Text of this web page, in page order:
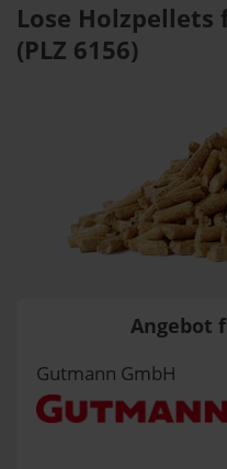
Lose Holzpellets
(PLZ 6156)
Angebot
Gutmann GmbH